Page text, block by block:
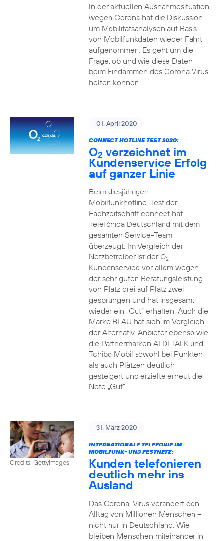
In der aktuellen Ausnahmesituation
wegen Corona hat die Diskussion
um Mobilitätsanalysen auf Basis
von Mobilfunkdaten wieder Fahrt
aufgenommen. Es geht um die
Frage, ob und wie diese Daten
beim Eindämmen des Corona Virus
helfen können.
01. April 2020
CONNECT HOTLINE TEST 2020:
O2 verzeichnet im
Kundenservice Erfolg
auf ganzer Linie
Beim diesjährigen
Mobilfunkhotline-Test der
Fachzeitschrift connect hat
Telefónica Deutschland mit dem
gesamten Service-Team
überzeugt. Im Vergleich der
Netzbetreiber ist der O2
Kundenservice vor allem wegen
der sehr guten Beratungsleistung
von Platz drei auf Platz zwei
gesprungen und hat insgesamt
wieder ein „Gut“ erhalten. Auch die
Marke BLAU hat sich im Vergleich
der Alternativ-Anbieter ebenso wie
die Partnermarken ALDI TALK und
Tchibo Mobil sowohl bei Punkten
als auch Plätzen deutlich
gesteigert und erzielte erneut die
Note „Gut“.
Credits: Gettyimages
31. März 2020
INTERNATIONALE TELEFONIE IM
MOBILFUNK- UND FESTNETZ:
Kunden telefonieren
deutlich mehr ins
Ausland
Das Corona-Virus verändert den
Alltag von Millionen Menschen –
nicht nur in Deutschland. Wie
bleiben Menschen miteinander in